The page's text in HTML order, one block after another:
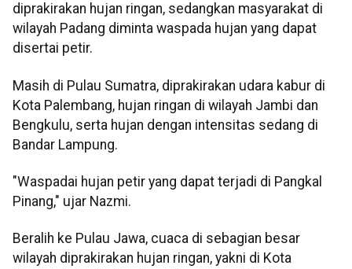
diprakirakan hujan ringan, sedangkan masyarakat di
wilayah Padang diminta waspada hujan yang dapat
disertai petir.
Masih di Pulau Sumatra, diprakirakan udara kabur di
Kota Palembang, hujan ringan di wilayah Jambi dan
Bengkulu, serta hujan dengan intensitas sedang di
Bandar Lampung.
"Waspadai hujan petir yang dapat terjadi di Pangkal
Pinang," ujar Nazmi.
Beralih ke Pulau Jawa, cuaca di sebagian besar
wilayah diprakirakan hujan ringan, yakni di Kota